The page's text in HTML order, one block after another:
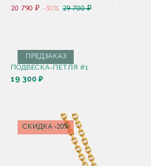
20 790 ₽ -30% 29 700 ₽
ПРЕДЗАКАЗ
ПОДВЕСКА-ПЕТЛЯ #1
19 300 ₽
СКИДКА -20%